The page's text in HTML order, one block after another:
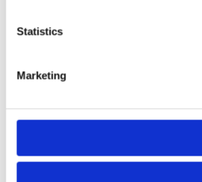
Statistics
Marketing